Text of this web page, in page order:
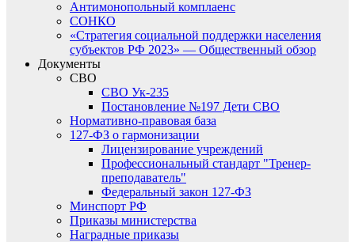
Антимонопольный комплаенс
СОНКО
«Стратегия социальной поддержки населения
субъектов РФ 2023» — Общественный обзор
Документы
СВО
СВО Ук-235
Постановление №197 Дети СВО
Нормативно-правовая база
127-ФЗ о гармонизации
Лицензирование учреждений
Профессиональный стандарт "Тренер-
преподаватель"
Федеральный закон 127-ФЗ
Минспорт РФ
Приказы министерства
Наградные приказы